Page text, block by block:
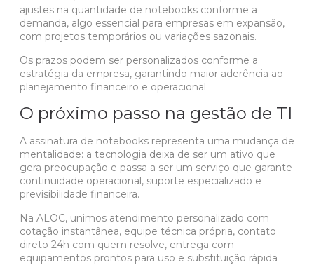
ajustes na quantidade de notebooks conforme a
demanda, algo essencial para empresas em expansão,
com projetos temporários ou variações sazonais.
Os prazos podem ser personalizados conforme a
estratégia da empresa, garantindo maior aderência ao
planejamento financeiro e operacional.
O próximo passo na gestão de TI
A assinatura de notebooks representa uma mudança de
mentalidade: a tecnologia deixa de ser um ativo que
gera preocupação e passa a ser um serviço que garante
continuidade operacional, suporte especializado e
previsibilidade financeira.
Na ALOC, unimos atendimento personalizado com
cotação instantânea, equipe técnica própria, contato
direto 24h com quem resolve, entrega com
equipamentos prontos para uso e substituição rápida